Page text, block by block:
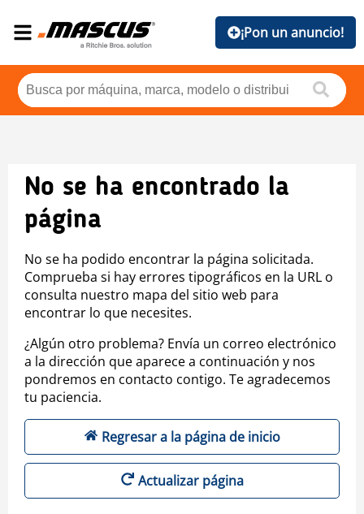
¡Pon un anuncio!
No se ha encontrado la
página
No se ha podido encontrar la página solicitada.
Comprueba si hay errores tipográficos en la URL o
consulta nuestro mapa del sitio web para
encontrar lo que necesites.
¿Algún otro problema? Envía un correo electrónico
a la dirección que aparece a continuación y nos
pondremos en contacto contigo. Te agradecemos
tu paciencia.
Regresar a la página de inicio
Actualizar página